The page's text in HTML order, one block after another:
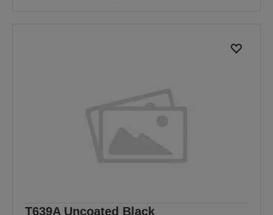
T639A Uncoated Black